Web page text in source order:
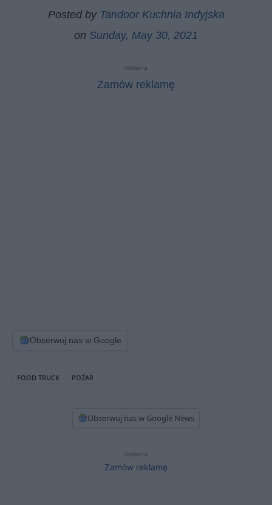
Posted by Tandoor Kuchnia Indyjska
on Sunday, May 30, 2021
reklama
Zamów reklamę
Obserwuj nas w Google
FOOD TRUCK POŻAR
Obserwuj nas w Google News
reklama
Zamów reklamę